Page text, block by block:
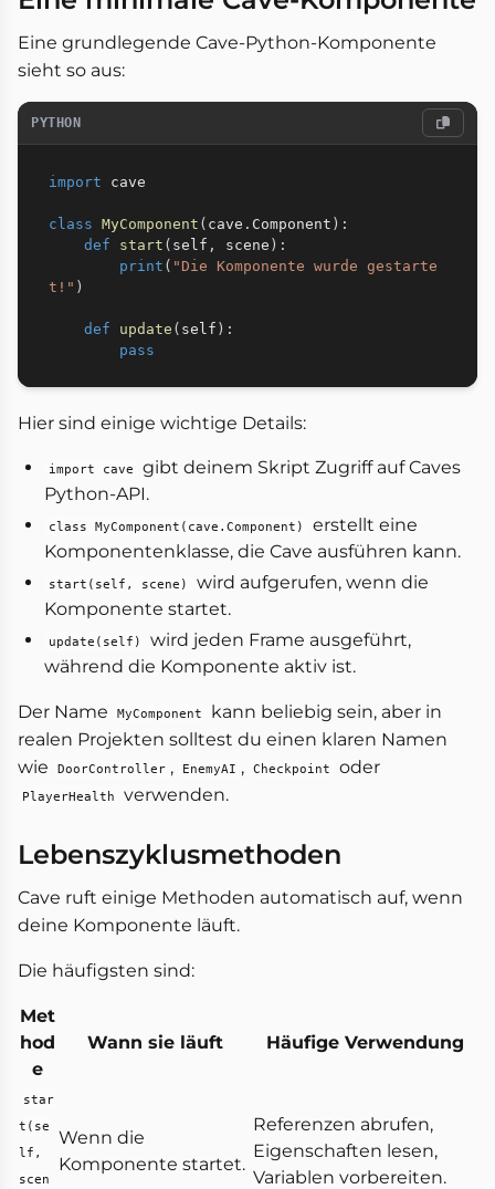
Eine grundlegende Cave-Python-Komponente
sieht so aus:
PYTHON
import cave
class MyComponent ( cave . Component ) :
def
start ( self , scene ) :
print ( "Die Komponente wurde gestarte
t!" )
def update ( self ) :
pass
Hier sind einige wichtige Details:
import cave
gibt deinem Skript Zugriff auf Caves
Python-API.
class MyComponent(cave.Component)
erstellt eine
Komponentenklasse, die Cave ausführen kann.
start(self, scene)
wird aufgerufen, wenn die
Komponente startet.
update(self)
wird jeden Frame ausgeführt,
während die Komponente aktiv ist.
Der Name MyComponent
kann beliebig sein, aber in
realen Projekten solltest du einen klaren Namen
wie
DoorController , EnemyAI , Checkpoint oder
PlayerHealth verwenden.
Lebenszyklusmethoden
Cave ruft einige Methoden automatisch auf, wenn
deine Komponente läuft.
Die häufigsten sind:
Met
hod
e
Wann sie läuft Häufige Verwendung
star
t(se
lf,
scen
Wenn die
Komponente startet.
Referenzen abrufen,
Eigenschaften lesen,
Variablen vorbereiten.